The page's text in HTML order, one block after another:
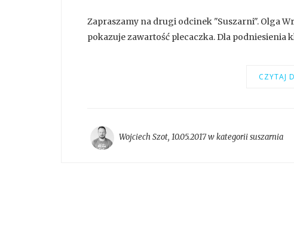
Zapraszamy na drugi odcinek "Suszarni". Olga
pokazuje zawartość plecaczka. Dla podniesienia
CZYTAJ
Wojciech Szot, 10.05.2017 w kategoriisuszarnia